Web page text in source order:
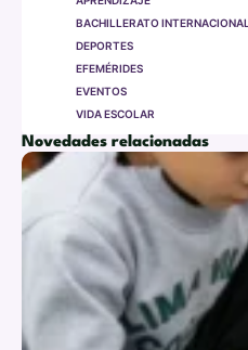
BACHILLERATO INTERNACIONAL
DEPORTES
EFEMÉRIDES
EVENTOS
VIDA ESCOLAR
Novedades relacionadas